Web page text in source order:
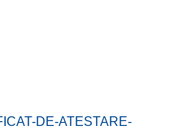
DE-ATESTARE-